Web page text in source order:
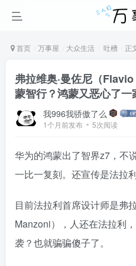
首页 万事屋 大众生活 吐槽 正
弗拉维奥·曼佐尼（
蒙智行？鸿蒙又恶心了一
我996我骄傲了么
1个月前发布 5次阅读
华为的鸿蒙出了智界z7，不
一比一复刻。还宣传是法拉
目前法拉利首席设计师是弗
Manzoni），人还在法拉利
袭？也就骗骗傻子了。